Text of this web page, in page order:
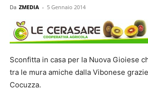
Da ZMEDIA - 5 Gennaio 2014
Sconfitta in casa per la Nuova Gioiese
tra le mura amiche dalla Vibonese
Cocuzza.